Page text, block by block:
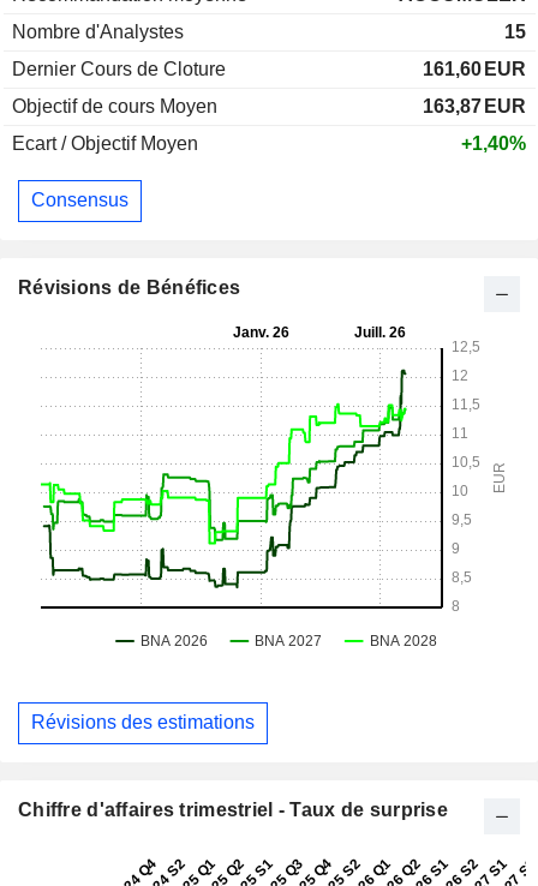
Nombre d'Analystes
15
Dernier Cours de Cloture
161,60 EUR
Objectif de cours Moyen
163,87 EUR
Ecart / Objectif Moyen
+1,40%
Consensus
Révisions de Bénéfices
Révisions des estimations
Chiffre d'affaires trimestriel - Taux de surprise